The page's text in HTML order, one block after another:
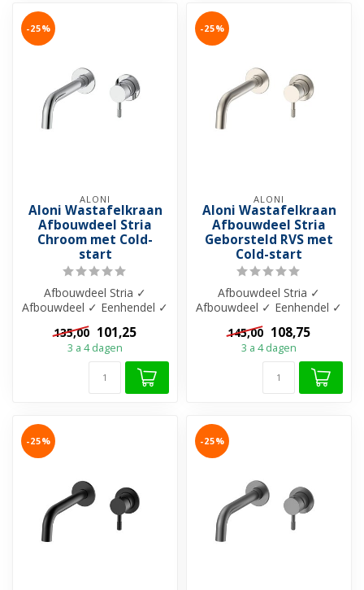
-25%
ALONI
Aloni Wastafelkraan
Afbouwdeel Stria
Chroom met Cold-
start
Afbouwdeel Stria ✓
Afbouwdeel ✓ Eenhendel ✓
materiaal ✓...
135,00 101,25
3 a 4 dagen
-25%
ALONI
Aloni Wastafelkraan
Afbouwdeel Stria
Geborsteld RVS met
Cold-start
Afbouwdeel Stria ✓
Afbouwdeel ✓ Eenhendel ✓
materiaal ✓...
145,00 108,75
3 a 4 dagen
-25% -25%